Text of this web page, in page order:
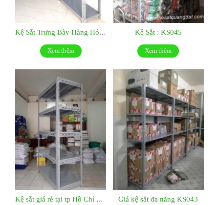
Kệ Sắt Trưng Bày Hàng Hóa : KS046
Xem thêm
Kệ Sắt : KS045
Xem thêm
Kệ sắt giá rẻ tại tp Hồ Chí Minh:KS044 Giá kệ sắt đa năng KS043